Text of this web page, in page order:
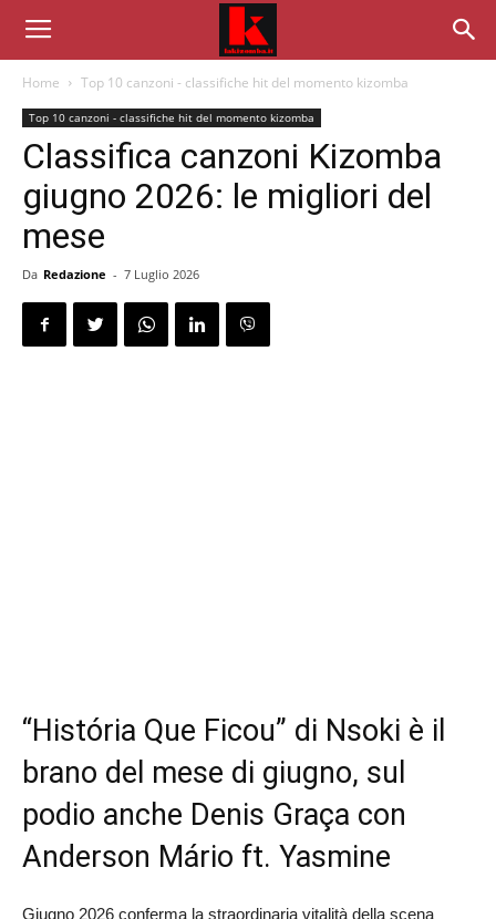
Home Top 10 canzoni - classifiche hit del momento kizomba
Top 10 canzoni - classifiche hit del momento kizomba
Classifica canzoni Kizomba
giugno 2026: le migliori del
mese
Da Redazione - 7 Luglio 2026
“História Que Ficou” di Nsoki è il
brano del mese di giugno, sul
podio anche Denis Graça con
Anderson Mário ft. Yasmine
Giugno 2026 conferma la straordinaria vitalità della scena